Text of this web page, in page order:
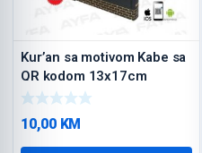
Kur’an sa motivom Kabe sa
QR kodom 13x17cm
10,00 KM